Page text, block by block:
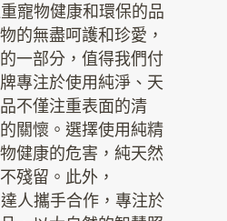
寵物健康和環保的品
的無盡呵護和珍愛，
一部分，值得我們付
專注於使用純淨、天
不僅注重表面的清
關懷。選擇使用純精
健康的危害，純天然
殘留。此外，
人攜手合作，專注於